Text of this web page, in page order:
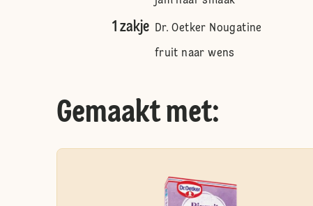
1 zakje Dr. Oetker Nougatine
fruit naar wens
Gemaakt met: